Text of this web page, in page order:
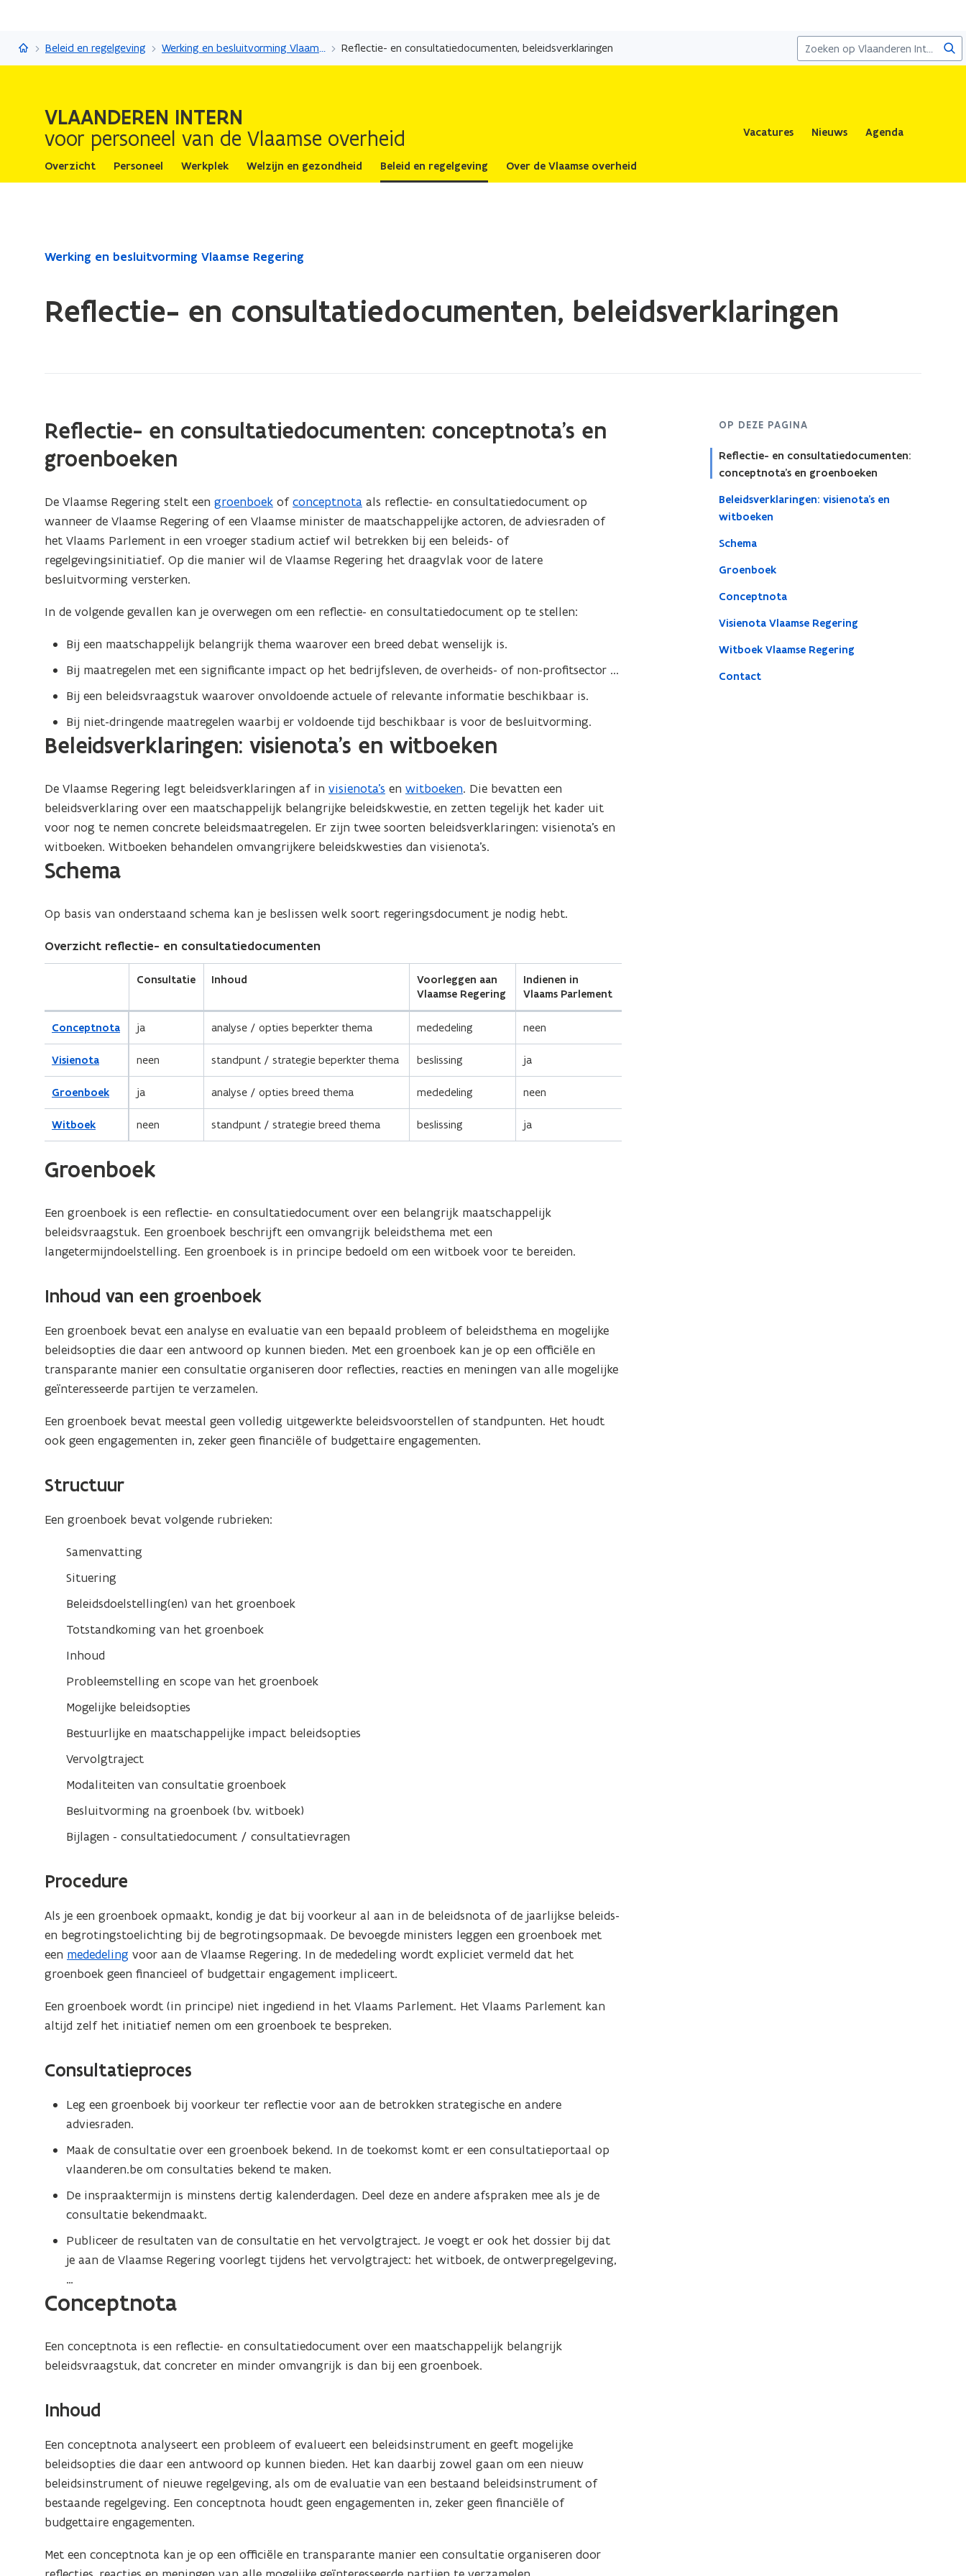
en
naar
Vlaanderen Intern
Beleid en regelgeving Werking en besluitvorming Vlaamse Regering Reflectie- en consultatiedocumenten, beleidsverklaringen
VLAANDEREN INTERN
voor personeel van de Vlaamse overheid Vacatures Nieuws Agenda
Overzicht Personeel Werkplek Welzijn en gezondheid Beleid en regelgeving Over de Vlaamse overheid
Gedaan
consultatiedocumenten,
beleidsverklaringen
Werking en besluitvorming Vlaamse Regering
Reflectie- en consultatiedocumenten, beleidsverklaringen
OP DEZE PAGINA
Reflectie- en consultatiedocumenten:
conceptnota’s en groenboeken
Beleidsverklaringen: visienota’s en
witboeken
Schema
Groenboek
Conceptnota
Visienota Vlaamse Regering
Witboek Vlaamse Regering
Contact
Reflectie- en consultatiedocumenten: conceptnota’s en
groenboeken
De Vlaamse Regering stelt eengroenboek ofconceptnota als reflectie- en consultatiedocument op
wanneer de Vlaamse Regering of een Vlaamse minister de maatschappelijke actoren, de adviesraden of
het Vlaams Parlement in een vroeger stadium actief wil betrekken bij een beleids- of
regelgevingsinitiatief. Op die manier wil de Vlaamse Regering het draagvlak voor de latere
besluitvorming versterken.
In de volgende gevallen kan je overwegen om een reflectie- en consultatiedocument op te stellen:
Bij een maatschappelijk belangrijk thema waarover een breed debat wenselijk is.
Bij maatregelen met een significante impact op het bedrijfsleven, de overheids- of non-profitsector ...
Bij een beleidsvraagstuk waarover onvoldoende actuele of relevante informatie beschikbaar is.
Bij niet-dringende maatregelen waarbij er voldoende tijd beschikbaar is voor de besluitvorming.
Beleidsverklaringen: visienota’s en witboeken
De Vlaamse Regering legt beleidsverklaringen af invisienota’s enwitboeken. Die bevatten een
beleidsverklaring over een maatschappelijk belangrijke beleidskwestie, en zetten tegelijk het kader uit
voor nog te nemen concrete beleidsmaatregelen. Er zijn twee soorten beleidsverklaringen: visienota’s en
witboeken. Witboeken behandelen omvangrijkere beleidskwesties dan visienota’s.
Schema
Op basis van onderstaand schema kan je beslissen welk soort regeringsdocument je nodig hebt.
(Scroll
links)
(Scroll
rechts)
Overzicht reflectie- en consultatiedocumenten
Consultatie Inhoud
Voorleggen aan
Vlaamse Regering
Indienen in
Vlaams Parlement
Conceptnota ja analyse / opties beperkter thema mededeling neen
Visienota neen standpunt / strategie beperkter thema beslissing ja
Groenboek ja analyse / opties breed thema mededeling neen
Witboek neen standpunt / strategie breed thema beslissing ja
Groenboek
Een groenboek is een reflectie- en consultatiedocument over een belangrijk maatschappelijk
beleidsvraagstuk. Een groenboek beschrijft een omvangrijk beleidsthema met een
langetermijndoelstelling. Een groenboek is in principe bedoeld om een witboek voor te bereiden.
Inhoud van een groenboek
Een groenboek bevat een analyse en evaluatie van een bepaald probleem of beleidsthema en mogelijke
beleidsopties die daar een antwoord op kunnen bieden. Met een groenboek kan je op een officiële en
transparante manier een consultatie organiseren door reflecties, reacties en meningen van alle mogelijke
geïnteresseerde partijen te verzamelen.
Een groenboek bevat meestal geen volledig uitgewerkte beleidsvoorstellen of standpunten. Het houdt
ook geen engagementen in, zeker geen financiële of budgettaire engagementen.
Structuur
Een groenboek bevat volgende rubrieken:
Samenvatting
Situering
Beleidsdoelstelling(en) van het groenboek
Totstandkoming van het groenboek
Inhoud
Probleemstelling en scope van het groenboek
Mogelijke beleidsopties
Bestuurlijke en maatschappelijke impact beleidsopties
Vervolgtraject
Modaliteiten van consultatie groenboek
Besluitvorming na groenboek (bv. witboek)
Bijlagen - consultatiedocument / consultatievragen
Procedure
Als je een groenboek opmaakt, kondig je dat bij voorkeur al aan in de beleidsnota of de jaarlijkse beleids-
en begrotingstoelichting bij de begrotingsopmaak. De bevoegde ministers leggen een groenboek met
een mededeling voor aan de Vlaamse Regering. In de mededeling wordt expliciet vermeld dat het
groenboek geen financieel of budgettair engagement impliceert.
Een groenboek wordt (in principe) niet ingediend in het Vlaams Parlement. Het Vlaams Parlement kan
altijd zelf het initiatief nemen om een groenboek te bespreken.
Consultatieproces
Leg een groenboek bij voorkeur ter reflectie voor aan de betrokken strategische en andere
adviesraden.
Maak de consultatie over een groenboek bekend. In de toekomst komt er een consultatieportaal op
vlaanderen.be om consultaties bekend te maken.
De inspraaktermijn is minstens dertig kalenderdagen. Deel deze en andere afspraken mee als je de
consultatie bekendmaakt.
Publiceer de resultaten van de consultatie en het vervolgtraject. Je voegt er ook het dossier bij dat
je aan de Vlaamse Regering voorlegt tijdens het vervolgtraject: het witboek, de ontwerpregelgeving,
…
Conceptnota
Een conceptnota is een reflectie- en consultatiedocument over een maatschappelijk belangrijk
beleidsvraagstuk, dat concreter en minder omvangrijk is dan bij een groenboek.
Inhoud
Een conceptnota analyseert een probleem of evalueert een beleidsinstrument en geeft mogelijke
beleidsopties die daar een antwoord op kunnen bieden. Het kan daarbij zowel gaan om een nieuw
beleidsinstrument of nieuwe regelgeving, als om de evaluatie van een bestaand beleidsinstrument of
bestaande regelgeving. Een conceptnota houdt geen engagementen in, zeker geen financiële of
budgettaire engagementen.
Met een conceptnota kan je op een officiële en transparante manier een consultatie organiseren door